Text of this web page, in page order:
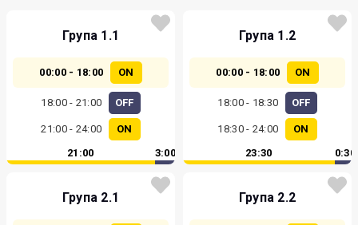
Група 1.1
00:00 - 18:00 ON
18:00 - 21:00 OFF
21:00 - 24:00
ON
21:00
3:00
Група 1.2
00:00 - 18:00 ON
18:00 - 18:30 OFF
18:30 - 24:00
ON
23:30
0:30
Група 2.1 Група 2.2